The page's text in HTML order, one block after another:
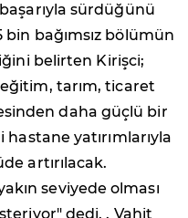
sürdüğünü
bin bağımsız bölümün
belirten Kirişci;
tarım, ticaret
daha güçlü bir
yatırımlarıyla
artırılacak.
seviyede olması
dedi. . Vahit